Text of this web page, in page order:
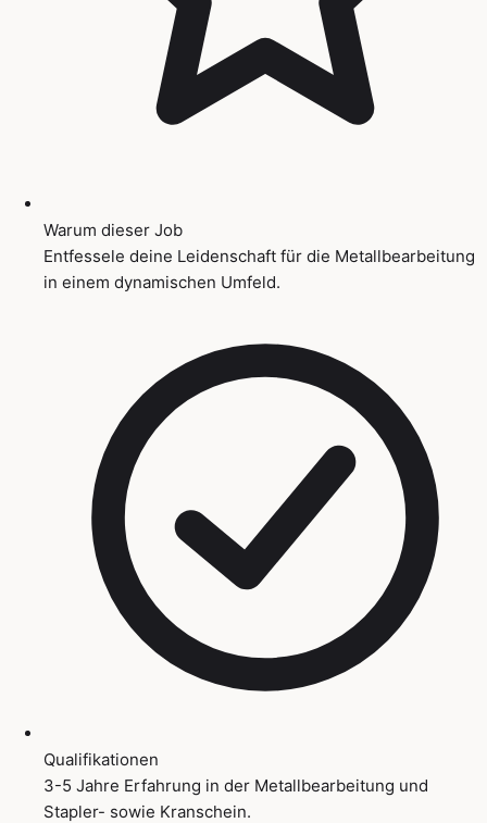
Warum dieser Job
Entfessele deine Leidenschaft für die Metallbearbeitung
in einem dynamischen Umfeld.
Qualifikationen
3-5 Jahre Erfahrung in der Metallbearbeitung und
Stapler- sowie Kranschein.